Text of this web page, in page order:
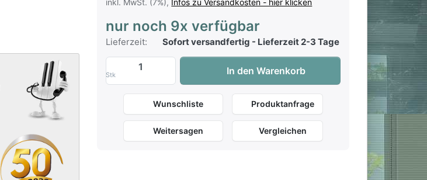
nur noch 9x verfügbar
Lieferzeit: Sofort versandfertig - Lieferzeit 2-3 Tage
Stk
Hage Top Charts 70 mit CD zu 12,90 €, Menge 1.
In den Warenkorb
Wunschliste Produktanfrage
Weitersagen Vergleichen